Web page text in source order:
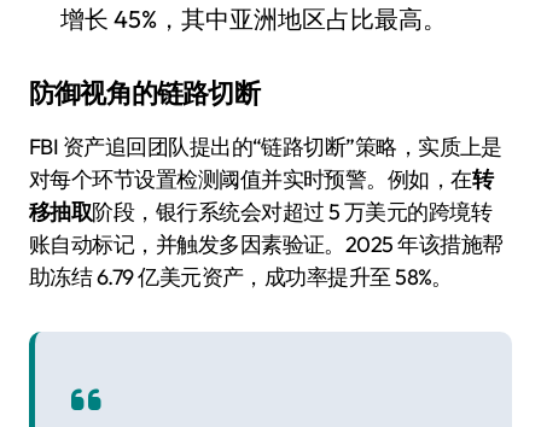
增长 45%，其中亚洲地区占比最高。
防御视角的链路切断
FBI 资产追回团队提出的“链路切断”策略，实质上是
对每个环节设置检测阈值并实时预警。例如，在转
移抽取阶段，银行系统会对超过 5 万美元的跨境转
账自动标记，并触发多因素验证。2025 年该措施帮
助冻结 6.79 亿美元资产，成功率提升至 58%。